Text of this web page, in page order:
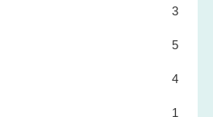
3
5
4
1